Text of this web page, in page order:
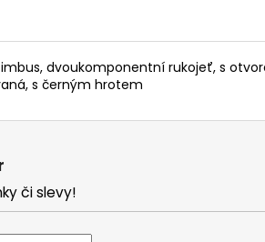
dvoukomponentní rukojeť, s
s černým hrotem
či slevy!